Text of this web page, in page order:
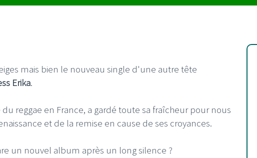
mais bien le nouveau single d'une autre tête
Erika.
reggae en France, a gardé toute sa fraîcheur pour nous
et de la remise en cause de ses croyances.
un nouvel album après un long silence ?